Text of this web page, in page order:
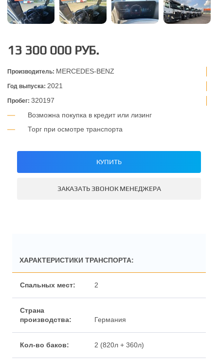
13 300 000 РУБ.
Производитель: MERCEDES-BENZ
Год выпуска: 2021
Пробег: 320197
Возможна покупка в кредит или лизинг
Торг при осмотре транспорта
КУПИТЬ
ЗАКАЗАТЬ ЗВОНОК МЕНЕДЖЕРА
ХАРАКТЕРИСТИКИ ТРАНСПОРТА:
2
Германия
2 (820л + 360л)